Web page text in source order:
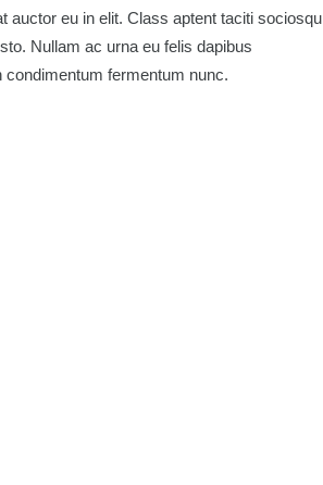
auctor eu in elit. Class aptent taciti sociosqu
Nullam ac urna eu felis dapibus
condimentum fermentum nunc.